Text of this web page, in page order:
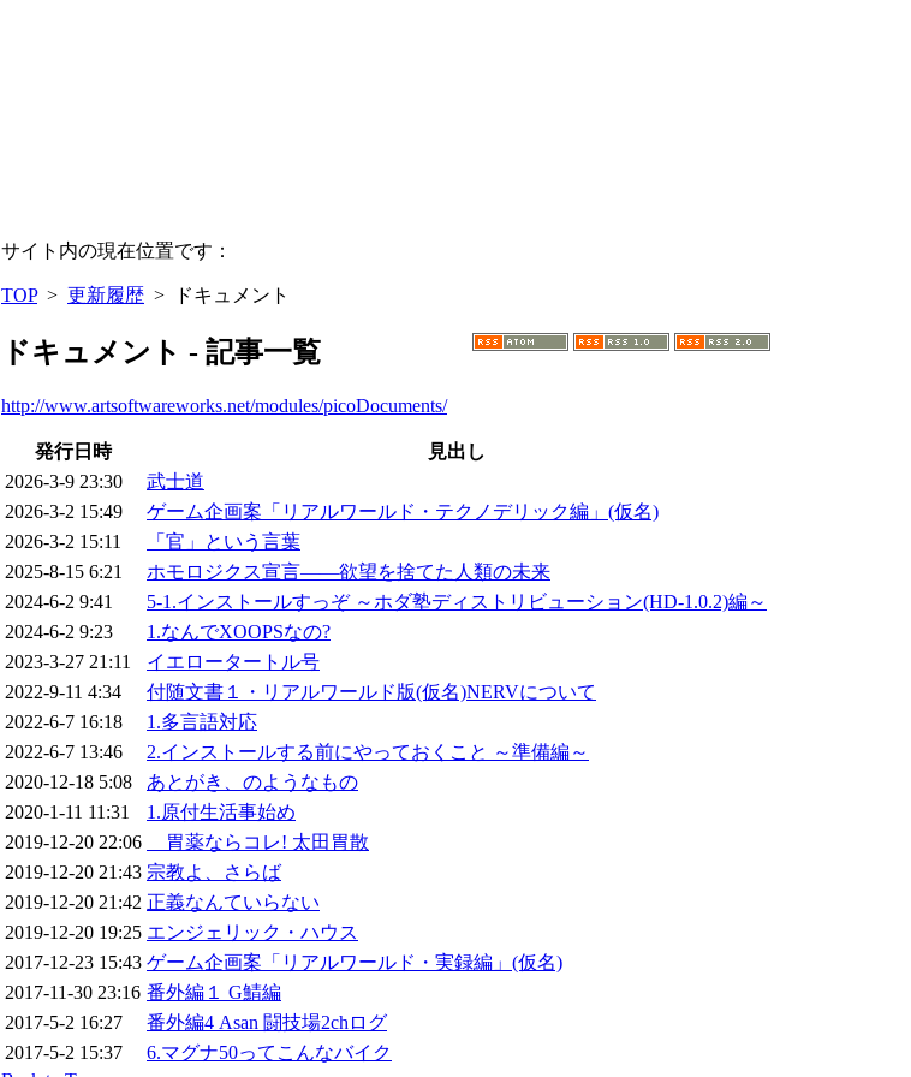
サイト内の現在位置です：
TOP> 更新履歴 > ドキュメント
ドキュメント - 記事一覧
http://www.artsoftwareworks.net/modules/picoDocuments/
発行日時
見出し
2026-3-9 23:30
武士道
2026-3-2 15:49
ゲーム企画案「リアルワールド・テクノデリック編」(仮名)
2026-3-2 15:11
「官」という言葉
2025-8-15 6:21
ホモロジクス宣言――欲望を捨てた人類の未来
2024-6-2 9:41
5-1.インストールすっぞ ～ホダ塾ディストリビューション(HD-1.0.2)編～
2024-6-2 9:23
1.なんでXOOPSなの?
2023-3-27 21:11
イエロータートル号
2022-9-11 4:34
付随文書１・リアルワールド版(仮名)NERVについて
2022-6-7 16:18
1.多言語対応
2022-6-7 13:46
2.インストールする前にやっておくこと ～準備編～
2020-12-18 5:08
あとがき、のようなもの
2020-1-11 11:31
1.原付生活事始め
2019-12-20 22:06
胃薬ならコレ! 太田胃散
2019-12-20 21:43 宗教よ、さらば
2019-12-20 21:42 正義なんていらない
2019-12-20 19:25 エンジェリック・ハウス
2017-12-23 15:43 ゲーム企画案「リアルワールド・実録編」(仮名)
2017-11-30 23:16 番外編１ G鯖編
2017-5-2 16:27
番外編4 Asan 闘技場2chログ
2017-5-2 15:37
6.マグナ50ってこんなバイク